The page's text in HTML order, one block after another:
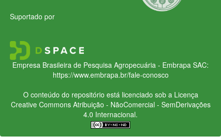
Suportado por
Empresa Brasileira de Pesquisa Agropecuária - Embrapa SAC:
https://www.embrapa.br/fale-conosco
O conteúdo do repositório está licenciado sob a Licença
Creative CommonsAtribuição - NãoComercial - SemDerivações
4.0 Internacional.